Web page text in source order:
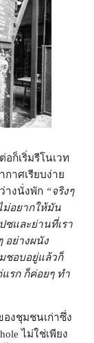
ก็เริ่มรีโนเวท
าศเรียบง่าย
างนั่งพัก “จริงๆ
ม่อยากให้มัน
ซและย่านที่เรา
อย่างผนัง
ชอบอยู่แล้วก็
รก ก็ค่อยๆ ทำ
องชุมชนเก่าซึ่ง
ไม่ใช่เพียง